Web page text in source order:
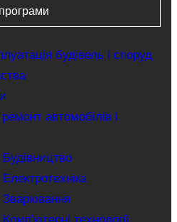
будівель і споруд
автомобілів і
Зварювання